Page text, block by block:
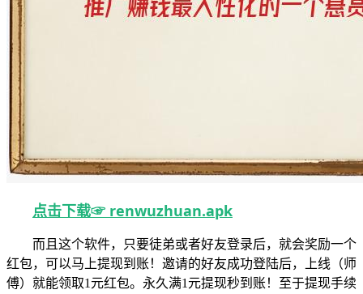
点击下载☞ renwuzhuan.apk
而且这个软件，只要徒弟或者好友登录后，就会奖励一个
红包，可以马上提现到账！邀请的好友成功登陆后，上线（师
傅）就能领取1元红包。永久满1元提现秒到账！至于提现手续